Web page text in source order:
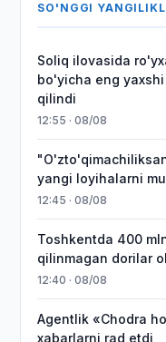
SO'NGGI
Soliq ilovasida
bo'yicha eng
qilindi
12:55 · 08/08
yangi loyihalarni
12:45 · 08/08
Toshkentda 400
qilinmagan dorilar
12:40 · 08/08
Agentlik «Chodra
xabarlarni rad etdi